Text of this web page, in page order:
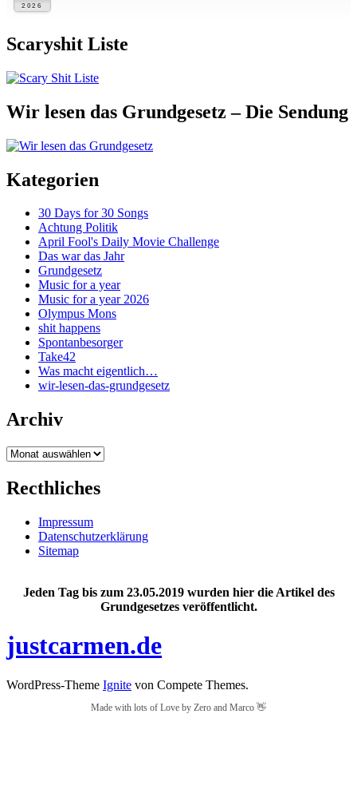
2026
Scaryshit Liste
Wir lesen das Grundgesetz – Die Sendung
Kategorien
30 Days for 30 Songs
Achtung Politik
April Fool's Daily Movie Challenge
Das war das Jahr
Grundgesetz
Music for a year
Music for a year 2026
Olympus Mons
shit happens
Spontanbesorger
Take42
Was macht eigentlich…
wir-lesen-das-grundgesetz
Archiv
Archiv
Recthliches
Impressum
Datenschutzerklärung
Sitemap
Jeden Tag bis zum 23.05.2019 wurden hier die Artikel des
Grundgesetzes veröffentlicht.
justcarmen.de
WordPress-Theme Ignite von Compete Themes.
Made with lots of Love by Zero and Marco 👋